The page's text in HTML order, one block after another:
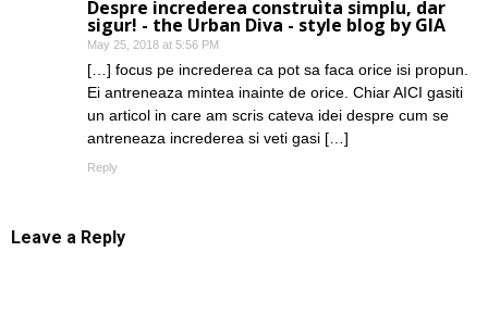
Despre increderea construita simplu, dar
sigur! - the Urban Diva - style blog by GIA
May 25, 2018 at 5:56 PM
[…] focus pe increderea ca pot sa faca orice isi propun.
Ei antreneaza mintea inainte de orice. Chiar AICI gasiti
un articol in care am scris cateva idei despre cum se
antreneaza increderea si veti gasi […]
Reply
Leave a Reply